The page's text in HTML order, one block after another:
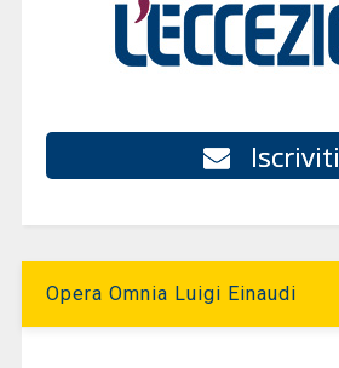
Iscriviti
Opera Omnia Luigi Einaudi